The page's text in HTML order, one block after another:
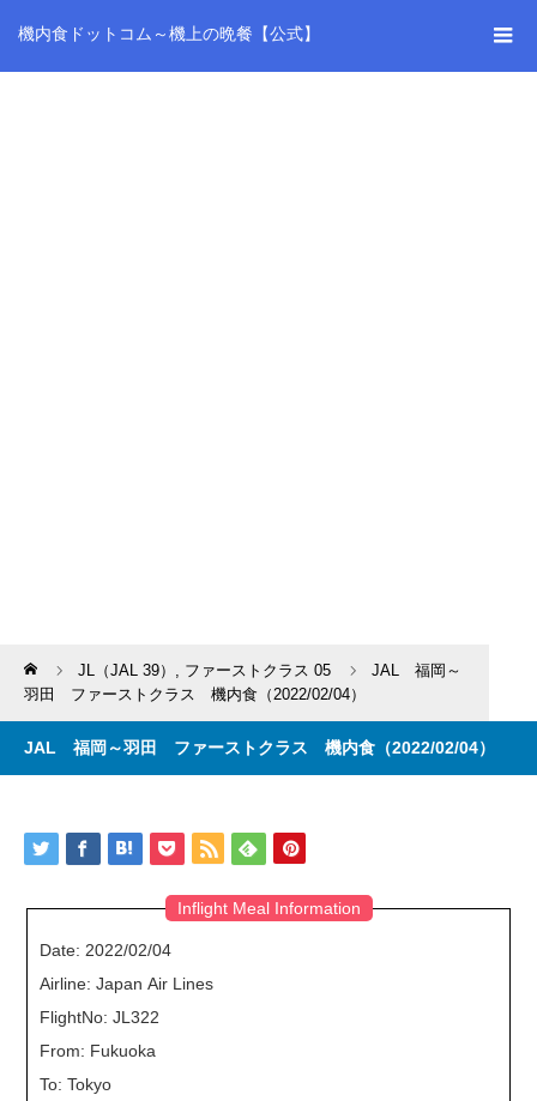
機内食ドットコム～機上の晩餐【公式】
Home JL（JAL 39） , ファーストクラス 05
JAL 福岡～
羽田 ファーストクラス 機内食（2022/02/04）
JAL 福岡～羽田 ファーストクラス 機内食（2022/02/04）
Inflight Meal Information
Date: 2022/02/04
Airline: Japan Air Lines
FlightNo: JL322
From: Fukuoka
To: Tokyo